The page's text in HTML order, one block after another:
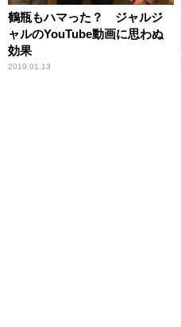
鶴瓶もハマった？ ジャルジ
ャルのYouTube動画に思わぬ
効果
2019.01.13